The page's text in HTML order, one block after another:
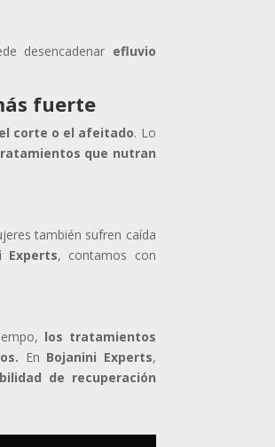
desencadenar efluvio
fuerte
corte o el afeitado. Lo
que nutran
también sufren caída
Experts, contamos con
los tratamientos
En Bojanini Experts,
de recuperación